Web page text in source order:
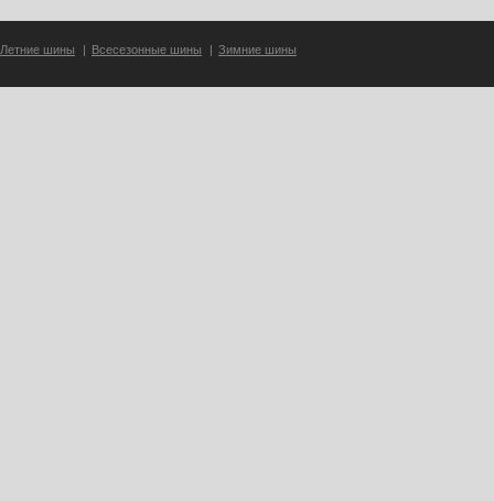
Летние шины | Всесезонные шины | Зимние шины